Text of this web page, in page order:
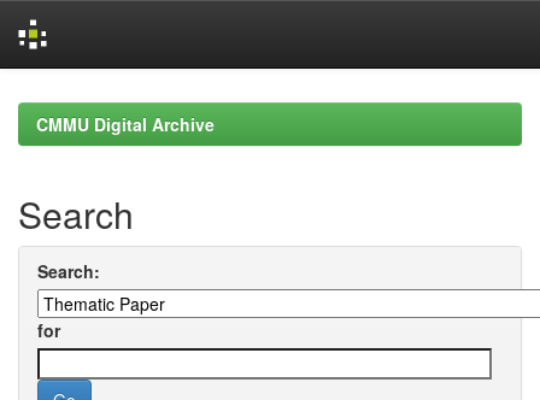
navigationCMMU Digital Archive
Search
Search:
for